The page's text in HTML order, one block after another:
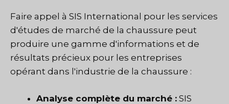
Faire appel à SIS International pour les services
d'études de marché de la chaussure peut
produire une gamme d'informations et de
résultats précieux pour les entreprises
opérant dans l'industrie de la chaussure :
Analyse complète du marché : SIS